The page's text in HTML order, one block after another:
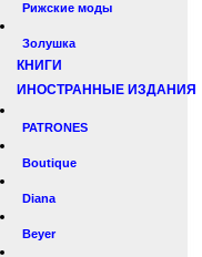
Рижские моды
Золушка
КНИГИ
ИНОСТРАННЫЕ ИЗДАНИЯ
PATRONES
Boutique
Diana
Beyer